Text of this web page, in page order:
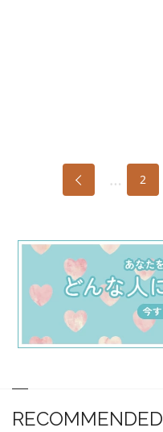
… 2
RECOMMENDED